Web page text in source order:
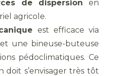
de dispersion en
agricole.
est efficace via
une bineuse-buteuse
pédoclimatiques. Ce
doit s’envisager très tôt